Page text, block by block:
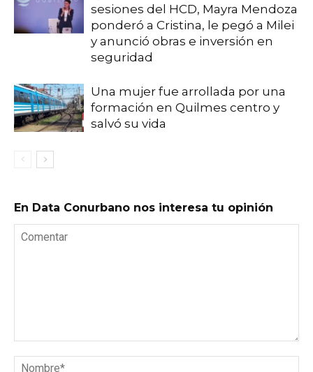
sesiones del HCD, Mayra Mendoza
ponderó a Cristina, le pegó a Milei
y anunció obras e inversión en
seguridad
Una mujer fue arrollada por una
formación en Quilmes centro y
salvó su vida
En Data Conurbano nos interesa tu opinión